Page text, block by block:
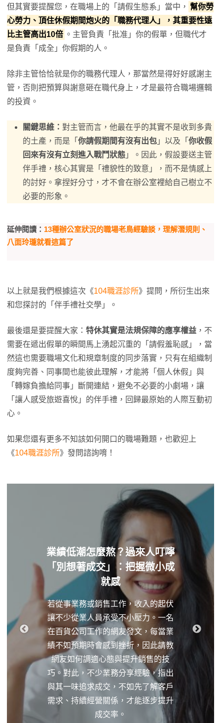
但其實要提醒您，在職場上的「請假生態系」當中， 幫你勞
心勞力、頂住休假期間炮火的「職務代理人」，其重要性遠
比主管高出10倍 。主管負責「批准」你的假單，但職代才
是負責「成全」你假期的人。
除非主管恰恰就是你的職務代理人，那當然是得好好感謝主
管，否則把預算與謝意砸在職代身上，才是最符合職場邏輯
的投資。
關鍵思維： 對主管而言，他最在乎的其實不是收到多貴
的土產，而是「 你請假期間有沒有出包 」以及「 你收假
回來有沒有立刻進入戰鬥狀態 」。因此，假設要送主管
伴手禮，核心其實是「禮貌性的致意」，而不是情感上
的討好。拿捏好分寸，才不會在辦公室裡給自己樹立不
必要的形象。
延伸閱讀： 13種辦公室狀況的職場老鳥經驗談，理解潛規則、
八面玲瓏就看這篇了
以上就是我們根據這次《104職涯診所》提問，所衍生出來
和您探討的「伴手禮社交學」。
最後還是要提醒大家： 特休其實是法規保障的應享權益 ，不
需要在遞出假單的瞬間馬上湧起沉重的「請假羞恥感」，當
然這也需要職場文化和規章制度的同步落實，只有在組織制
度夠完善、同事間也能彼此理解，才能將「個人休假」與
「轉嫁負擔給同事」斷開連結，避免不必要的小劇場，讓
「讓人感受旅遊喜悅」的伴手禮，回歸最原始的人際互動初
心。
如果您還有更多不知該如何開口的職場難題，也歡迎上
《104職涯診所》發問諮詢唷！
業績低潮怎麼熬？過來人叮嚀
「別想著成交」：把握微小成
就感
若從事業務或銷售工作，收入的起伏
讓不少從業人員承受不小壓力。一名
在百貨公司工作的網友發文，每當業
績不如預期時會感到挫折，因此請教
網友如何調適心態與提升銷售的技
巧。對此，不少業務分享經驗，指出
與其一味追求成交，不如先了解客戶
需求、持續經營關係，才能逐步提升
成交率。